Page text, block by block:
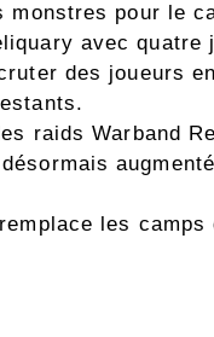
monstres pour le
avec quatre
des joueurs
raids Warband
les camps